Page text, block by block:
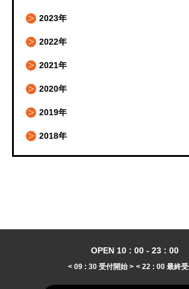
2023年
2022年
2021年
2020年
2019年
2018年
OPEN 10 : 00 - 23 : 00
< 09 : 30 受付開始 > < 22 : 00 最終